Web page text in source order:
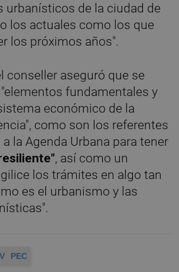
urbanísticos de la ciudad de
los actuales como los que
los próximos años".
conseller aseguró que se
fundamentales y
económico de la
como son los referentes
la Agenda Urbana para tener
, así como un
los trámites en algo tan
es el urbanismo y las
V PEC